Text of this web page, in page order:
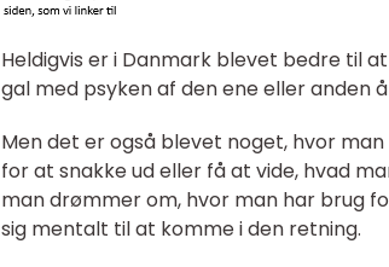
Heldigvis er i Danmark blevet bedre til
gal med psyken af den ene eller anden
Men det er også blevet noget, hvor
for at snakke ud eller få at vide, hvad
man drømmer om, hvor man har brug
sig mentalt til at komme i den retning.